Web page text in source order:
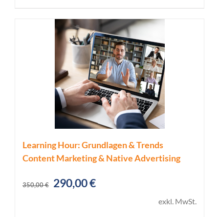
Learning Hour: Grundlagen & Trends
Content Marketing & Native Advertising
350,00€
Ursprünglicher
290,00€Aktueller
exkl. MwSt.